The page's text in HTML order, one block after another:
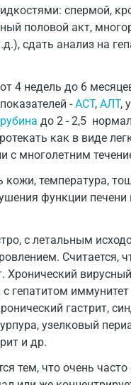
спермой,
половой акт,
сдать анализ на
4 недель до 6
- АСТ, АЛТ,
до 2 - 2,5
как в виде
с многолетним
температура,
функции печени
с летальным
Считается,
Хронический
гепатитом
гастрит,
узелковый
и др.
тем, что очень